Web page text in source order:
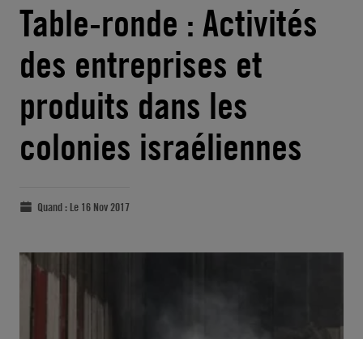
Table-ronde : Activités
des entreprises et
produits dans les
colonies israéliennes
Quand : Le 16 Nov 2017